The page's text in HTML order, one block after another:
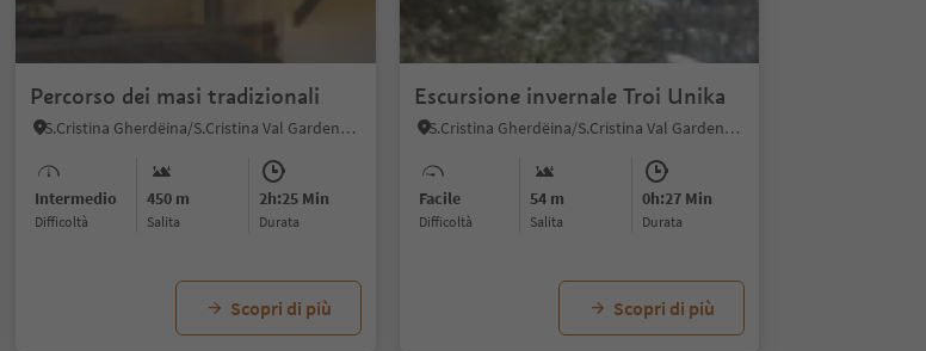
Percorso dei masi tradizionali
S.Cristina Gherdëina/S.Cristina Val Gardena, Santa Cristina Val Gardena, Regione dolomitica Val Gardena
Intermedio
Difficoltà
450 m
Salita
2h:25 Min
durata
Scopri di più
Escursione invernale Troi Unika
S.Cristina Gherdëina/S.Cristina Val Gardena, Santa Cristina Val Gardena, Regione dolomitica Val Gardena
Facile
Difficoltà
54 m
Salita
0h:27 Min
durata
Scopri di più